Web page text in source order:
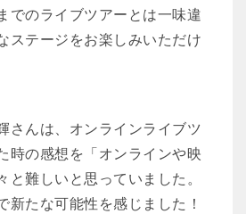
でのライブツアーとは一味違
ステージをお楽しみいただけ
さんは、オンラインライブツ
時の感想を「オンラインや映
と難しいと思っていました。
新たな可能性を感じました！